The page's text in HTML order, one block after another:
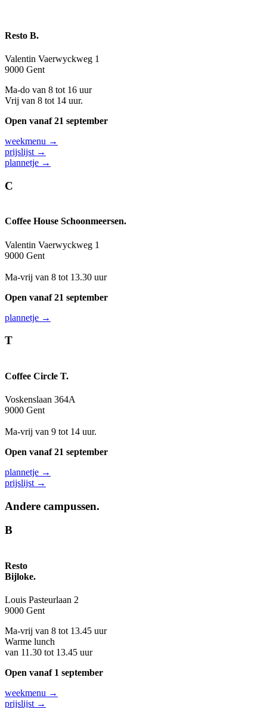
Resto B.
Valentin Vaerwyckweg 1
9000 Gent
Ma-do van 8 tot 16 uur
Vrij van 8 tot 14 uur.
Open vanaf 21 september
weekmenu →
prijslijst →
plannetje →
C
Coffee House Schoonmeersen.
Valentin Vaerwyckweg 1
9000 Gent
Ma-vrij van 8 tot 13.30 uur
Open vanaf 21 september
plannetje →
T
Coffee Circle T.
Voskenslaan 364A
9000 Gent
Ma-vrij van 9 tot 14 uur.
Open vanaf 21 september
plannetje →
prijslijst →
Andere campussen.
B
Resto
Bijloke.
Louis Pasteurlaan 2
9000 Gent
Ma-vrij van 8 tot 13.45 uur
Warme lunch
van 11.30 tot 13.45 uur
Open vanaf 1 september
weekmenu →
prijslijst →